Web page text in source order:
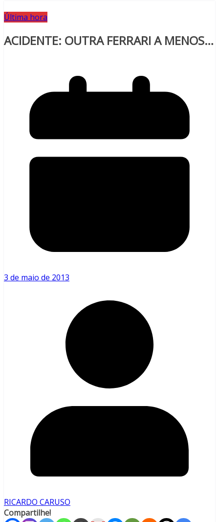
Última hora
ACIDENTE: OUTRA FERRARI A MENOS…
3 de maio de 2013
RICARDO CARUSO
Compartilhe!